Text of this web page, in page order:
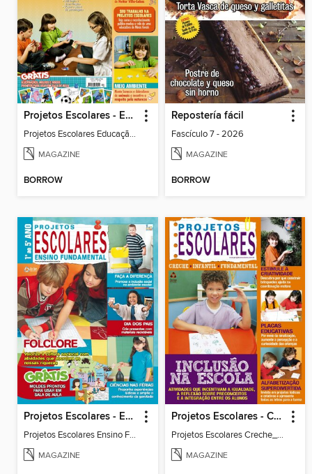
Projetos Escolares - Educação Infantil
Projetos Escolares Educação Infantil_36
MAGAZINE
BORROW
Repostería fácil
Fascículo 7 - 2026
MAGAZINE
BORROW
Projetos Escolares - Ensino Fundamental
Projetos Escolares Ensino Fundamental_36
MAGAZINE
Projetos Escolares - Creche
Projetos Escolares Creche_35
MAGAZINE